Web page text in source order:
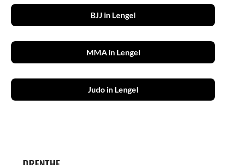
BJJ in Lengel
MMA in Lengel
Judo in Lengel